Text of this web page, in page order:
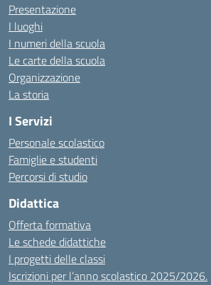
Presentazione
I luoghi
I numeri della scuola
Le carte della scuola
Organizzazione
La storia
I Servizi
Personale scolastico
Famiglie e studenti
Percorsi di studio
Didattica
Offerta formativa
Le schede didattiche
I progetti delle classi
Iscrizioni per l’anno scolastico 2025/2026.